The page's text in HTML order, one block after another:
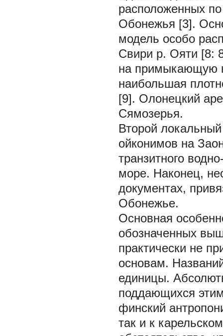
расположенных
Обонежья [3].
модель особо
Свири р. Ояти [8:
на примыкающую
наибольшая
[9]. Олонецкий
Сямозерья.
Второй
ойконимов на
транзитного
море. Наконец,
документах,
Обонежье.
Основная
обозначенных
практически не
основам.
единицы.
поддающихся
финский
так и к